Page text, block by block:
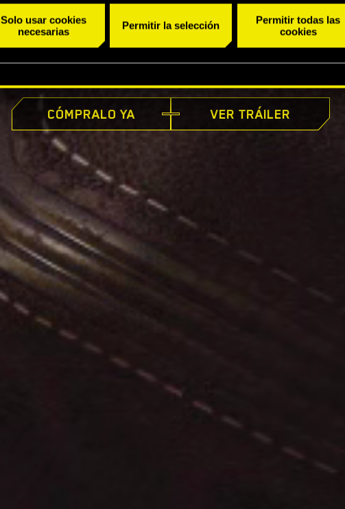
Solo usar cookies
necesarias
Permitir la selección
Permitir todas las
cookies
YA DISPONIBLE
CÓMPRALO YA VER TRÁILER